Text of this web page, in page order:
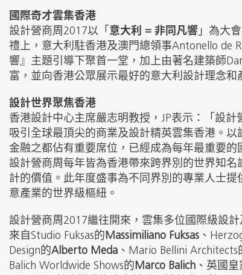
國際奇才雲集香港
設計營商周2017以「 意大利 = 非同凡響」為大
禮上，意大利駐香港及澳門總領事Antonello de
響』主題引導下聚首一堂，加上由著名建築師
富，並向香港公眾展示最好的意大利設計理念和
設計世界聚焦香港
香港設計中心主席嚴志明教授，JP表示：「設
吸引全球最頂尖的商業及設計精英雲集香港。
金融之都佔有重要席位，已經成為每年最重要的
設計營商周每年皆為香港帶來跨界別的世界知
計的價值。此年度盛事為不同界別的專業人士
意產業的世界級樞紐。
設計營商周2017繼往開來，雲集多位國際級設
來自Studio Fuksas的Massimiliano Fuksas 、
Design的Alberto Meda 、Mario Bellini Architects
Balich Worldwide Shows的Marco Balich 、英國